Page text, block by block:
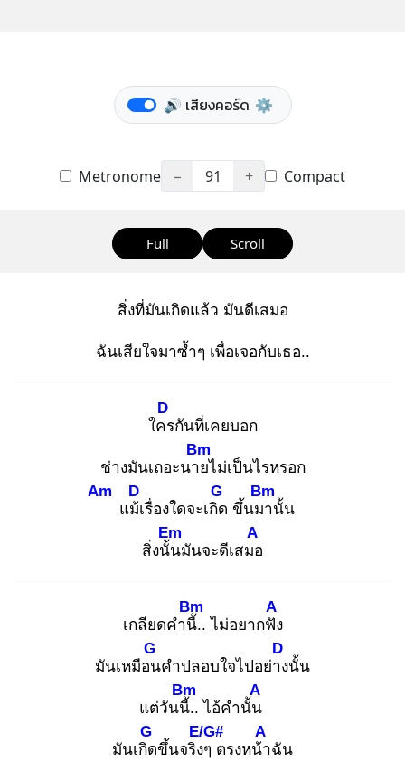
🔊 เสียงคอร์ด ⚙️
Metronome − 91 + Compact
Full Scroll
สิ่งที่มันเกิดแล้ว มันดีเสมอ
ฉันเสียใจมาซ้ำๆ เพื่อเจอกับเธอ..
ใคร
D
กันที่เคยบอก
ช่างมันเถอะนาย
Bm
ไม่เป็นไรหรอก
Am
แม้เ
D
รื่องใดจะเกิด
G
ขึ้นมา
Bm
นั้น
สิ่งนั้น
Em
มันจะดีเสมอ
A
เกลียดคำนี้.
Bm
. ไม่อยากฟัง
A
มันเหมือน
G
คำปลอบใจไปอย่าง
D
นั้น
แต่วันนี้.
Bm
. ไอ้คำนั้น
A
มันเกิด
G
ขึ้นจริงๆ
E/G#
ตรงหน้า
A
ฉัน